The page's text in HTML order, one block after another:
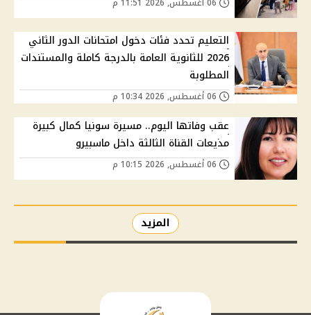
التعليم تحدد فئات دخول امتحانات الدور الثاني
2026 للثانوية العامة بالدرجة كاملة والمستندات
المطلوبة
عقب وفاتها اليوم.. مسيرة سونيا كمال كبيرة
مذيعات القناة الثالثة داخل ماسبيرو
المزيد